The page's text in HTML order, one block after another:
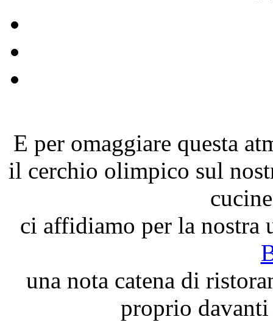
E per omaggiare questa
il cerchio olimpico sul
ci affidiamo per la nostra
una nota catena di
proprio